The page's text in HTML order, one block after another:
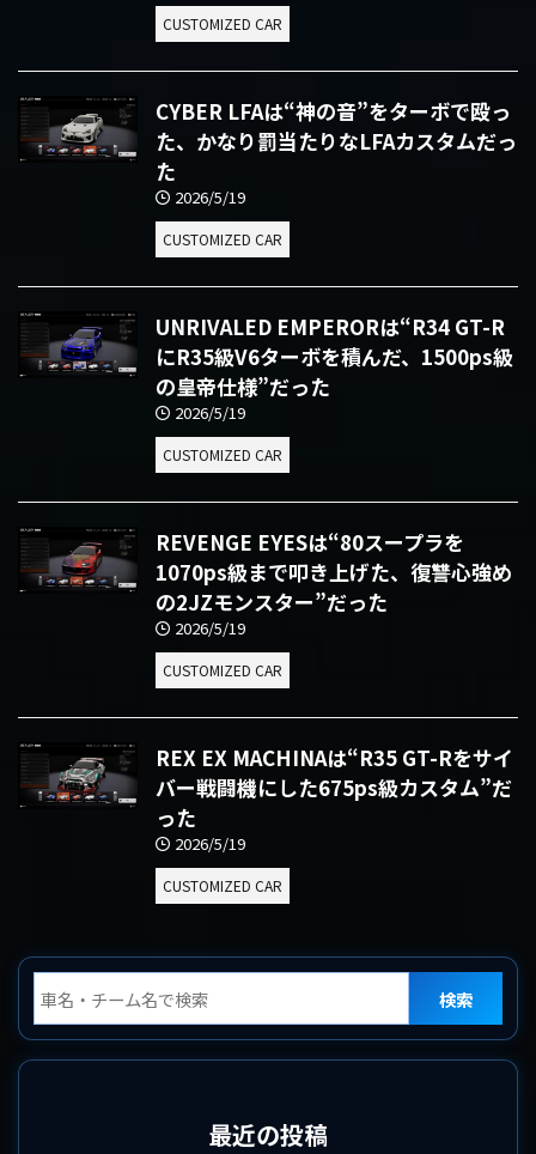
CUSTOMIZED CAR
CYBER LFAは“神の音”をターボで殴っ
た、かなり罰当たりなLFAカスタムだっ
た
2026/5/19
CUSTOMIZED CAR
UNRIVALED EMPERORは“R34 GT-R
にR35級V6ターボを積んだ、1500ps級
の皇帝仕様”だった
2026/5/19
CUSTOMIZED CAR
REVENGE EYESは“80スープラを
1070ps級まで叩き上げた、復讐心強め
の2JZモンスター”だった
2026/5/19
CUSTOMIZED CAR
REX EX MACHINAは“R35 GT-Rをサイ
バー戦闘機にした675ps級カスタム”だ
った
2026/5/19
CUSTOMIZED CAR
検索
最近の投稿